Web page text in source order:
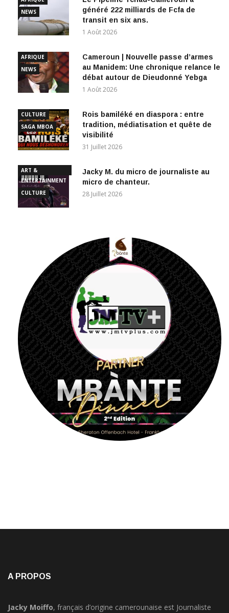
NEWS
généré 222 milliards de Fcfa de
transit en six ans.
1 Août 2026
AFRIQUE
NEWS
Cameroun | Nouvelle passe d’armes
au Manidem: Une chronique relance le
débat autour de Dieudonné Yebga
1 Août 2026
CULTURE
SAGA MBOA
Rois bamiléké en diaspora : entre
tradition, médiatisation et quête de
visibilité
31 Juillet 2026
ART &
ENTERTAINMENT
CULTURE
Jacky M. du micro de journaliste au
micro de chanteur.
28 Juillet 2026
A PROPOS
Jacky Moiffo, français d’origine camerounaise est Journaliste